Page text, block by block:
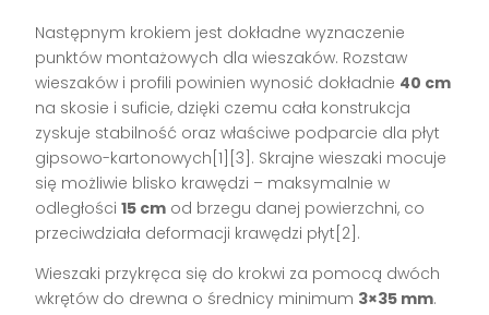
Następnym krokiem jest dokładne wyznaczenie
punktów montażowych dla wieszaków. Rozstaw
wieszaków i profili powinien wynosić dokładnie 40 cm
na skosie i suficie, dzięki czemu cała konstrukcja
zyskuje stabilność oraz właściwe podparcie dla płyt
gipsowo-kartonowych[1][3]. Skrajne wieszaki mocuje
się możliwie blisko krawędzi – maksymalnie w
odległości15 cm od brzegu danej powierzchni, co
przeciwdziała deformacji krawędzi płyt[2].
Wieszaki przykręca się do krokwi za pomocą dwóch
wkrętów do drewna o średnicy minimum 3×35 mm.